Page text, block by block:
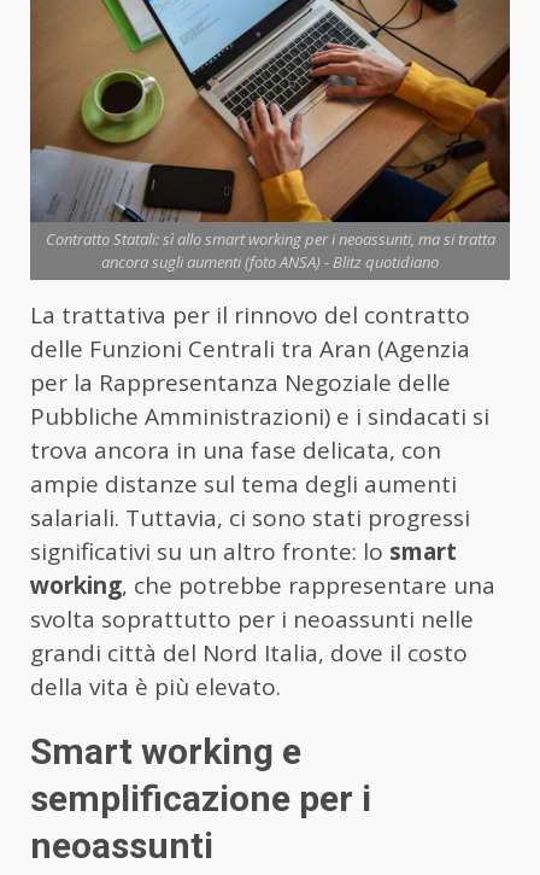
Contratto Statali: sì allo smart working per i neoassunti, ma si tratta
ancora sugli aumenti (foto ANSA) - Blitz quotidiano
La trattativa per il rinnovo del contratto
delle Funzioni Centrali tra Aran (Agenzia
per la Rappresentanza Negoziale delle
Pubbliche Amministrazioni) e i sindacati si
trova ancora in una fase delicata, con
ampie distanze sul tema degli aumenti
salariali. Tuttavia, ci sono stati progressi
significativi su un altro fronte: lo smart
working, che potrebbe rappresentare una
svolta soprattutto per i neoassunti nelle
grandi città del Nord Italia, dove il costo
della vita è più elevato.
Smart working e
semplificazione per i
neoassunti